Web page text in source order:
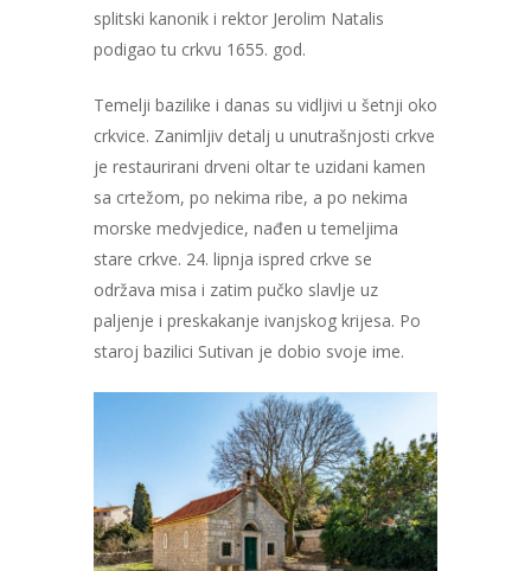
splitski kanonik i rektor Jerolim Natalis
podigao tu crkvu 1655. god.
Temelji bazilike i danas su vidljivi u šetnji oko
crkvice. Zanimljiv detalj u unutrašnjosti crkve
je restaurirani drveni oltar te uzidani kamen
sa crtežom, po nekima ribe, a po nekima
morske medvjedice, nađen u temeljima
stare crkve. 24. lipnja ispred crkve se
održava misa i zatim pučko slavlje uz
paljenje i preskakanje ivanjskog krijesa. Po
staroj bazilici Sutivan je dobio svoje ime.